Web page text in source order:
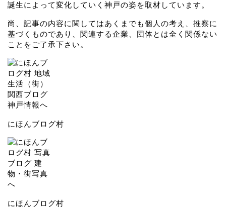
誕生によって変化していく神戸の姿を取材しています。
尚、記事の内容に関してはあくまでも個人の考え、推察に
基づくものであり、関連する企業、団体とは全く関係ない
ことをご了承下さい。
にほんブログ村
にほんブログ村